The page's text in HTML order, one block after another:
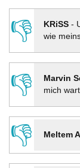
👎
KRiSS-
wie
👎 Marvin
mich
👎
Meltem